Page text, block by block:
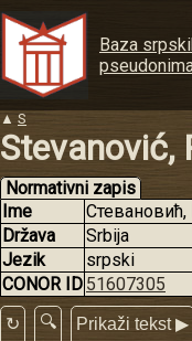
Baza
▲ S
Stevanović,
Normativni zapis
Ime
Država
Srbija
Jezik
srpski
CONOR ID 51607305